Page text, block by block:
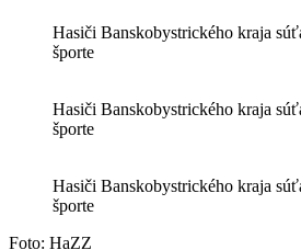
Hasiči Banskobystrického kraja
športe
Hasiči Banskobystrického kraja
športe
Hasiči Banskobystrického kraja
športe
Foto: HaZZ